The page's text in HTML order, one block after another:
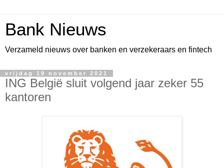
Bank Nieuws
Verzameld nieuws over banken en verzekeraars en fintech
vrijdag 19 november 2021
ING België sluit volgend jaar zeker 55
kantoren